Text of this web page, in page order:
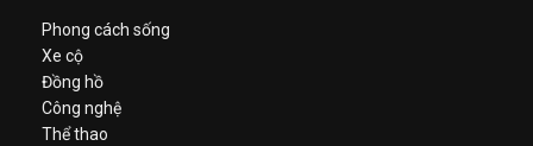
Phong cách sống
Xe cộ
Đồng hồ
Công nghệ
Thể thao